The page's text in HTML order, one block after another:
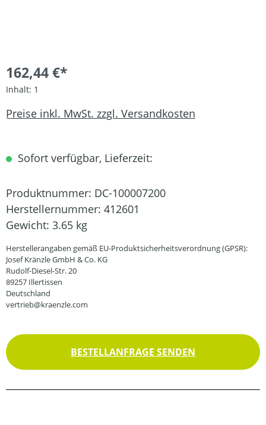
162,44 €*
Inhalt: 1
Preise inkl. MwSt. zzgl. Versandkosten
Sofort verfügbar, Lieferzeit:
Produktnummer: DC-100007200
Herstellernummer: 412601
Gewicht: 3.65 kg
Herstellerangaben gemäß EU-Produktsicherheitsverordnung (GPSR):
Josef Kränzle GmbH & Co. KG
Rudolf-Diesel-Str. 20
89257 Illertissen
Deutschland
vertrieb@kraenzle.com
BESTELLANFRAGE SENDEN